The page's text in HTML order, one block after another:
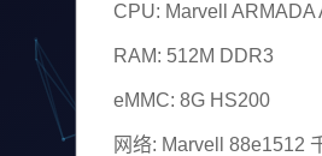
CPU: Marvell ARMADA
RAM: 512M DDR3
eMMC: 8G HS200
网络: Marvell 88e1512